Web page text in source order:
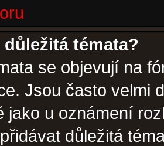
témata?
se objevují na
Jsou často velmi
jako u oznámení
důležitá